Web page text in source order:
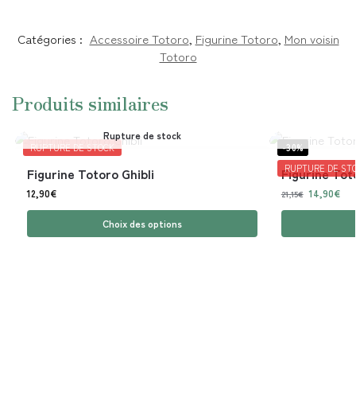
Catégories : Accessoire Totoro, Figurine Totoro, Mon voisin
Totoro
Produits similaires
RUPTURE DE STOCK
Rupture de stock
Figurine Totoro Ghibli
12,90€
Choix des options
-30%
RUPTURE DE
Figurine
21,15€ 14,90€